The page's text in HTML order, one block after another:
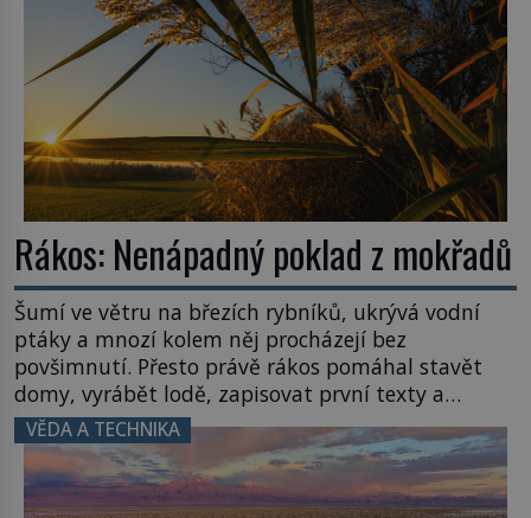
Rákos: Nenápadný poklad z mokřadů
Šumí ve větru na březích rybníků, ukrývá vodní
ptáky a mnozí kolem něj procházejí bez
povšimnutí. Přesto právě rákos pomáhal stavět
domy, vyrábět lodě, zapisovat první texty a
inspiroval řadu pověstí. Tato skromná, ale
užitečná rostlina provází člověka už tisíce let.
Většina lidí vnímá rákos jen jako obyčejnou kulisu
letního koupání. Stačí se však podívat […]
VĚDA A TECHNIKA